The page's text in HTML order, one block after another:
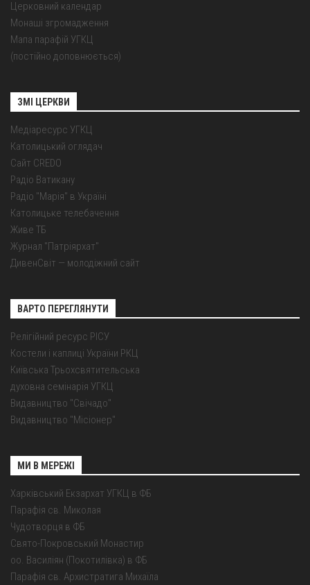
Церковний календар
Монаші згромадження
Мапа парафій УГКЦ
(постійно доповнюється)
ЗМІ ЦЕРКВИ
Медіаресурс УГКЦ
Католицький оглядач
Сайт CREDO
Радіо Ватикану
Радіо "Марія" в Україні
Католицьке телебачення
Живе ТБ
Журнал "Патріярхат"
ДивенСвіт — молодіжний сайт
ВАРТО ПЕРЕГЛЯНУТИ
Релігійний ресурс РІСУ
Костели і каплиці України РКЦ
Київська Трьохсвятительська
духовна семінарія УГКЦ
Видавництво "Свічадо"
Видавництво "Місіонер"
МИ В МЕРЕЖІ
Харківський Екзархат УГКЦ в ФБ
Парафія св. Миколая
Чудотворця в ФБ
Свято-Покровський Монастир
оо. Василіян (Покотилівка) в ФБ
Парафія св. Архистратига Михаїла